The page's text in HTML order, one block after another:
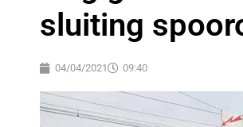
sluiting
04/04/2021 09:40